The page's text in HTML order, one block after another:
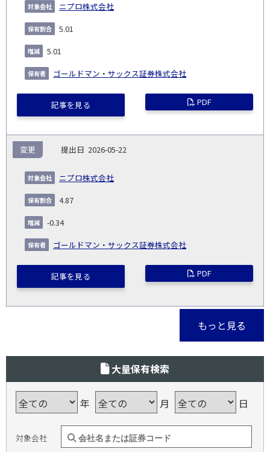
ニプロ株式会社
5.01
5.01
ゴールドマン・サックス証券株式会社
記事を見る PDF
2026-05-22
ニプロ株式会社
変更
4.87
-0.34
ゴールドマン・サックス証券株式会社
記事を見る PDF
もっと見る
大量保有検索
年 月 日
対象会社